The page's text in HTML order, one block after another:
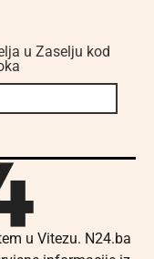
u Zaselju kod
u Vitezu. N24.ba